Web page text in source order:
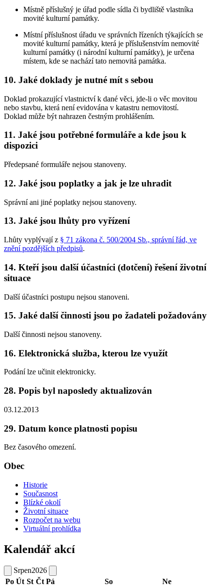
Místně příslušný je úřad podle sídla či bydliště vlastníka
movité kulturní památky.
Místní příslušnost úřadu ve správních řízeních týkajících se
movité kulturní památky, která je příslušenstvím nemovité
kulturní památky (i národní kulturní památky), je určena
místem, kde se nachází tato nemovitá památka.
10. Jaké doklady je nutné mít s sebou
Doklad prokazující vlastnictví k dané věci, jde-li o věc movitou
nebo stavbu, která není evidována v katastru nemovitostí.
Doklad může být nahrazen čestným prohlášením.
11. Jaké jsou potřebné formuláře a kde jsou k
dispozici
Předepsané formuláře nejsou stanoveny.
12. Jaké jsou poplatky a jak je lze uhradit
Správní ani jiné poplatky nejsou stanoveny.
13. Jaké jsou lhůty pro vyřízení
Lhůty vyplývají z § 71 zákona č. 500/2004 Sb., správní řád, ve
znění pozdějších předpisů.
14. Kteří jsou další účastníci (dotčení) řešení životní
situace
Další účastníci postupu nejsou stanoveni.
15. Jaké další činnosti jsou po žadateli požadovány
Další činnosti nejsou stanoveny.
16. Elektronická služba, kterou lze využít
Podání lze učinit elektronicky.
28. Popis byl naposledy aktualizován
03.12.2013
29. Datum konce platnosti popisu
Bez časového omezení.
Obec
Historie
Současnost
Blízké okolí
Životní situace
Rozpočet na webu
Virtuální prohlídka
Kalendář akcí
Srpen2026
Po Út St Čt Pá So Ne